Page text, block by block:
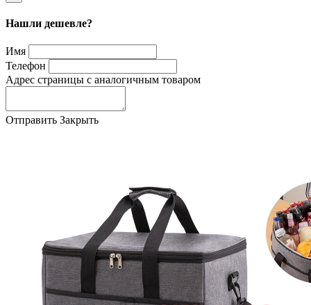
Нашли дешевле?
Имя
Телефон
Адрес страницы с аналогичным товаром
Отправить Закрыть